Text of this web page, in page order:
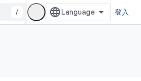
/ 登入